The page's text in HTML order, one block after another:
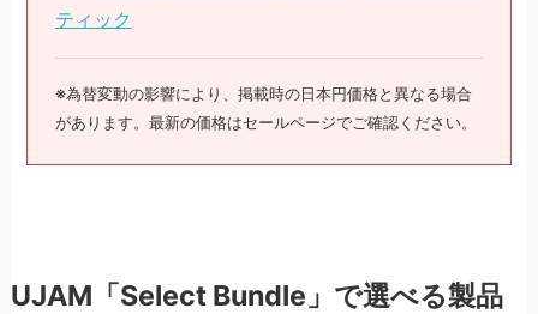
ティック
※為替変動の影響により、掲載時の日本円価格と異なる場合
があります。最新の価格はセールページでご確認ください。
UJAM「Select Bundle」で選べる製品